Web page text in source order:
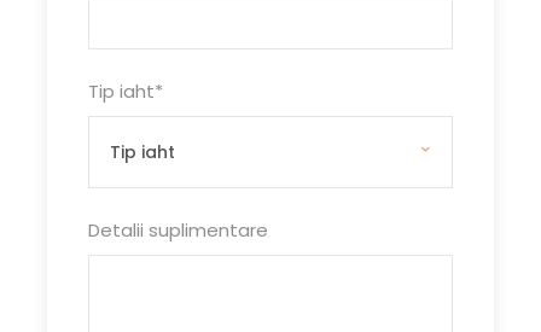
Tip iaht*
Detalii suplimentare